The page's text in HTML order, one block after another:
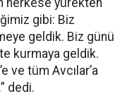
herkese yürekten
gibi: Biz
geldik. Biz günü
kurmaya geldik.
ve tüm Avcılar’a
dedi.